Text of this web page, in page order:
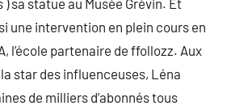
une intervention en plein cours en
l’école partenaire de ffollozz. Aux
star des influenceuses, Léna
de milliers d’abonnés tous